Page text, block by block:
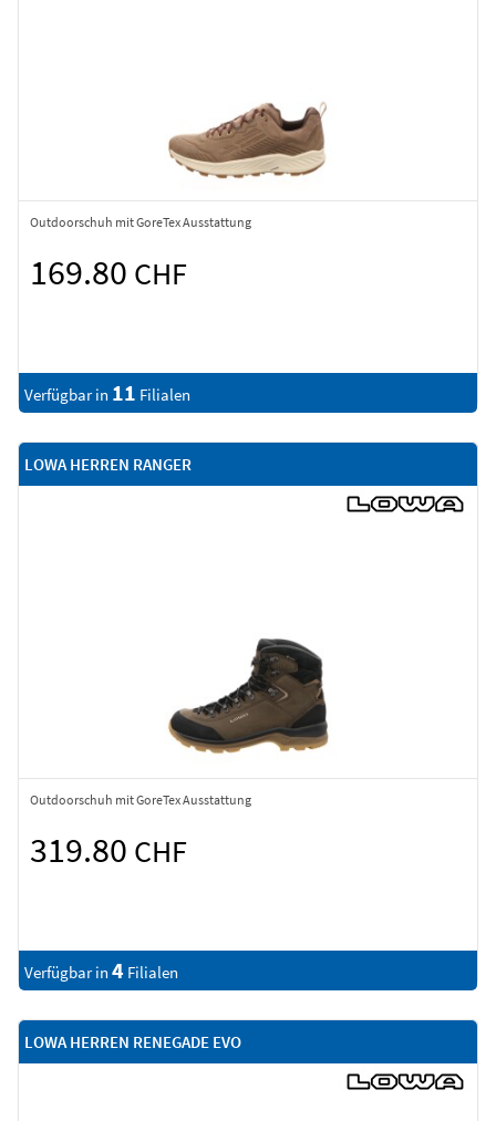
Outdoorschuh mit GoreTex Ausstattung
169.80 CHF
Verfügbar in 11 Filialen
LOWA HERREN RANGER
Outdoorschuh mit GoreTex Ausstattung
319.80 CHF
Verfügbar in 4 Filialen
LOWA HERREN RENEGADE EVO